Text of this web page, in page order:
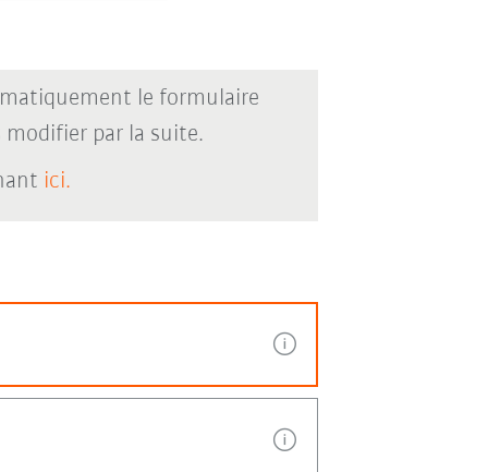
le formulaire
modifier par la suite.
ici.